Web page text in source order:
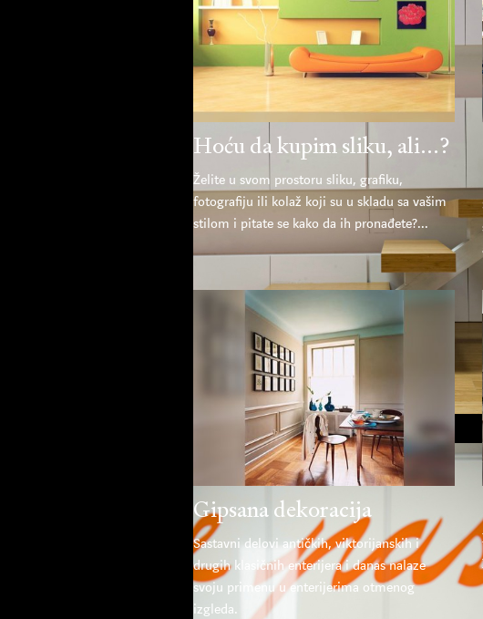
Hoću da kupim sliku, ali...?
Želite u svom prostoru sliku, grafiku,
fotografiju ili kolaž koji su u skladu sa vašim
stilom i pitate se kako da ih pronađete?...
Gipsana dekoracija
Sastavni delovi antičkih, viktorijanskih i
drugih klasičnih enterijera i danas nalaze
svoju primenu u enterijerima otmenog
izgleda.